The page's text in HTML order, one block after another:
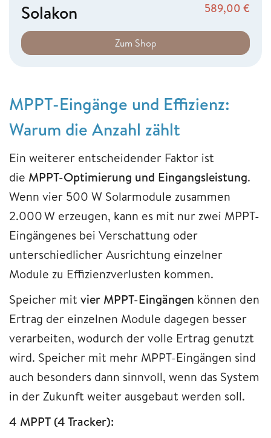
Solakon 589,00 €
Zum Shop
MPPT-Eingänge und Effizienz:
Warum die Anzahl zählt
Ein weiterer entscheidender Faktor ist
die MPPT-Optimierung und Eingangsleistung.
Wenn vier 500 W Solarmodule zusammen
2.000 W erzeugen, kann es mit nur zwei MPPT-
Eingängenes bei Verschattung oder
unterschiedlicher Ausrichtung einzelner
Module zu Effizienzverlusten kommen.
Speicher mit vier MPPT-Eingängen können den
Ertrag der einzelnen Module dagegen besser
verarbeiten, wodurch der volle Ertrag genutzt
wird. Speicher mit mehr MPPT-Eingängen sind
auch besonders dann sinnvoll, wenn das System
in der Zukunft weiter ausgebaut werden soll.
4 MPPT (4 Tracker):